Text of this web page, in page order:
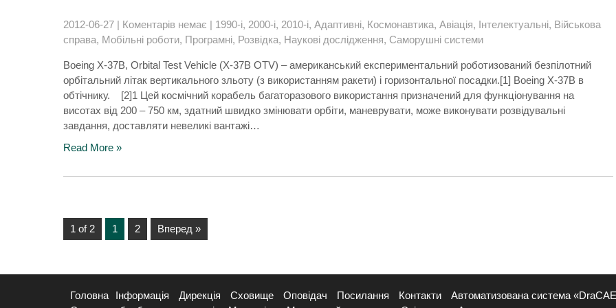
2012-06-27 | Коментарів немає | 1990-і, 2000-і, 2010-і, Адаптивні, Космонавтика, Авіація, Інтелектуальні, Військова
справа, Мобільні роботи, Програмні, Розвідка, Наукові дослідження, Саморушні системи
Boeing X-37B, Orbital Test Vehicle (X-37B OTV) – американський експериментальний роботизований безпілотний
орбітальний літак вертикального зльоту (з використанням ракети) і горизонтальної посадки.[1] Boeing X-37B в
обтічнику. [2]1 Цей космічний корабель багаторазового використання призначений для функціонування на
висотах від 200 – 750 км, здатний швидко змінювати орбіти, маневрувати, може виконувати розвідувальні
завдання, доставляти невеликі вантажі…
Read More »
1 of 2 1 2 Вперед »
Головна Інформація Дирекція Сховище Оповідач Посилання Контакти Автоматизована система